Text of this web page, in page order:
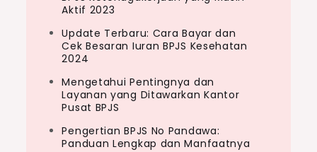
Aktif 2023
Update Terbaru: Cara Bayar dan
Cek Besaran Iuran BPJS Kesehatan
2024
Mengetahui Pentingnya dan
Layanan yang Ditawarkan Kantor
Pusat BPJS
Pengertian BPJS No Pandawa:
Panduan Lengkap dan Manfaatnya